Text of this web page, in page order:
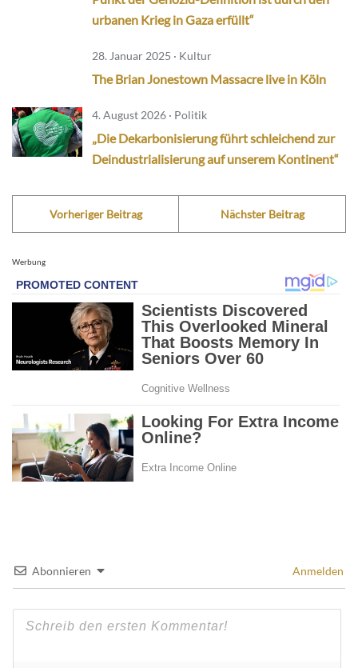
urbanen Krieg in Gaza erfüllt“
28. Januar 2025 · Kultur
The Brian Jonestown Massacre live in Köln
4. August 2026 · Politik
„Die Dekarbonisierung führt schleichend zur
Deindustrialisierung auf unserem Kontinent“
Vorheriger Beitrag Nächster Beitrag
Werbung
Abonnieren Anmelden